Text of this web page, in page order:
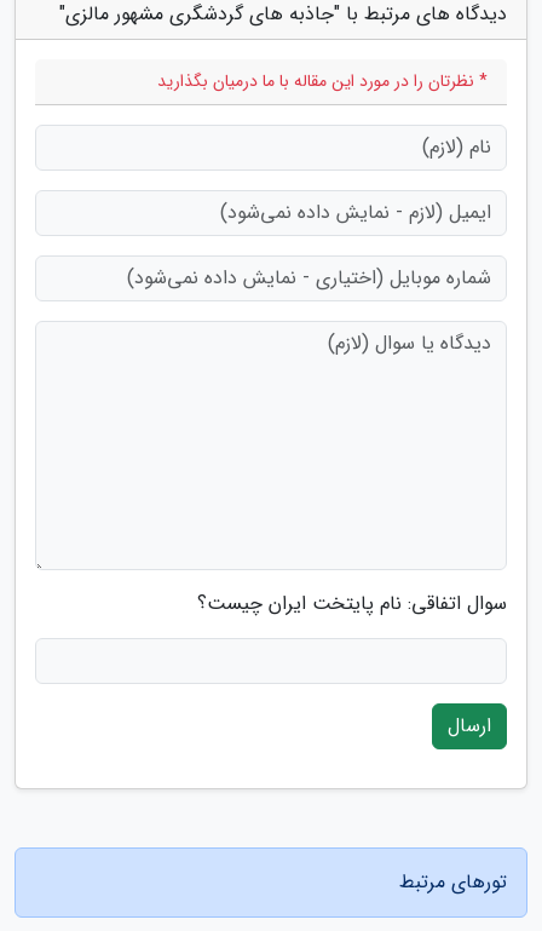
دیدگاه های مرتبط با "جاذبه های گردشگری مشهور مالزی"
* نظرتان را در مورد این مقاله با ما درمیان بگذارید
سوال اتفاقی: نام پایتخت ایران چیست؟
ارسال
تورهای مرتبط